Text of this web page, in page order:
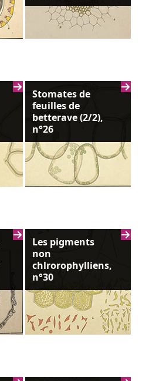
Stomates de
feuilles de
betterave (2/2),
n°26
Les pigments
non
chlrorophylliens,
n°30